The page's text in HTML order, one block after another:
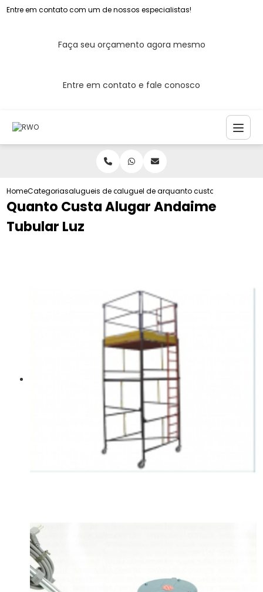
Entre em contato com um de nossos especialistas!
Faça seu orçamento agora mesmo
Entre em contato e fale conosco
HomeCategoriasalugueis de andaimesaluguel de andaimequanto custa alugar
Quanto Custa Alugar Andaime
Tubular Luz